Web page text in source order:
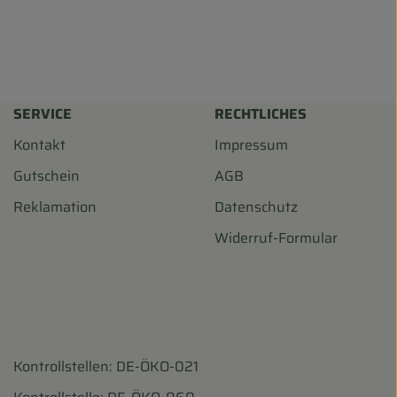
SERVICE
Kontakt
Gutschein
Reklamation
RECHTLICHES
Impressum
AGB
Datenschutz
Widerruf-Formular
Kontrollstellen: DE-ÖKO-021